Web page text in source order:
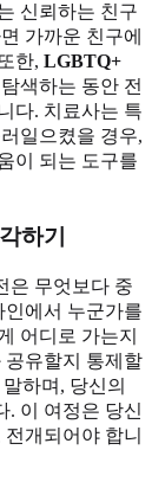
신뢰하는 친구
가까운 친구에
한, LGBTQ+
색하는 동안 전
다. 치료사는 특
일으켰을 경우,
이 되는 도구를
하기
은 무엇보다 중
인에서 누군가를
어디로 가는지
공유할지 통제할
하며, 당신의
. 이 여정은 당신
개되어야 합니